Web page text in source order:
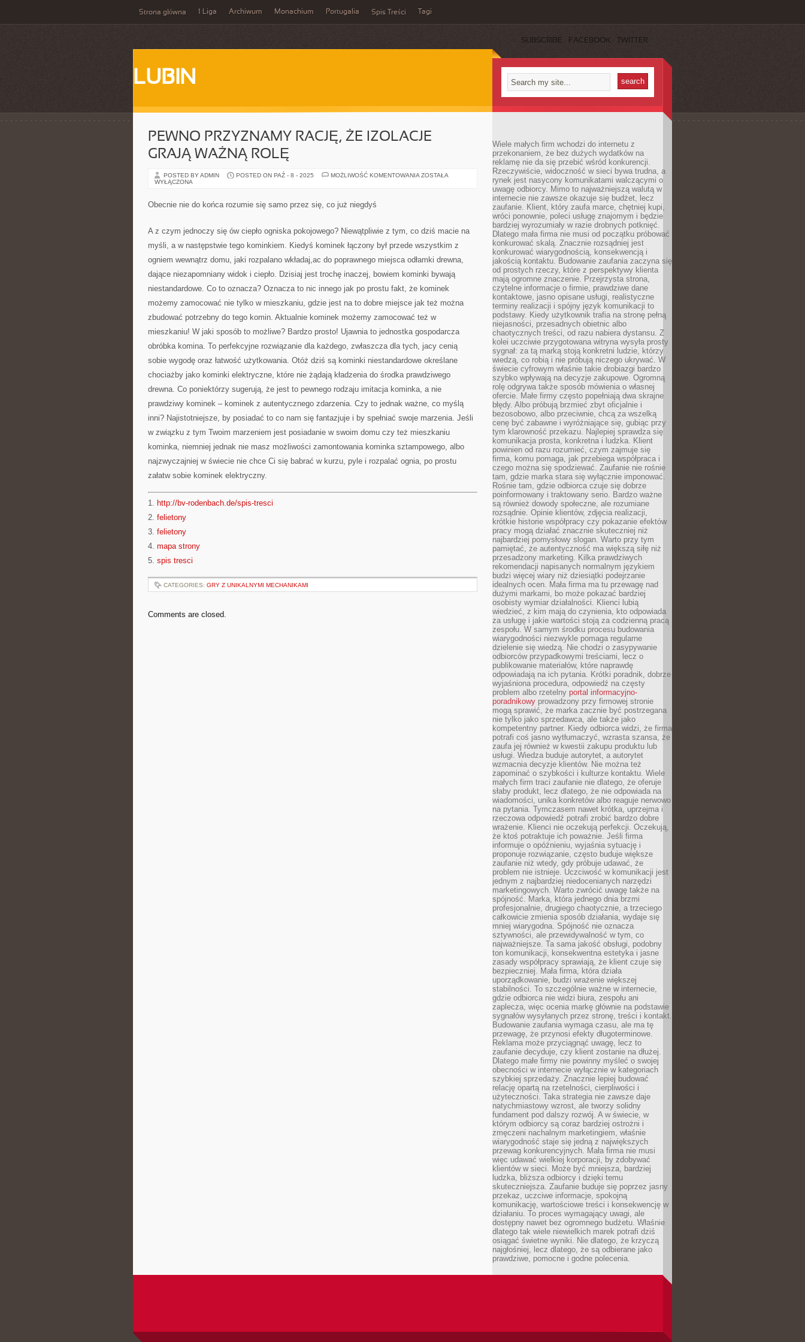
Strona główna 1 Liga Archiwum Monachium Portugalia Spis Treści Tagi
SUBSCRIBE FACEBOOK TWITTER
LUBIN
PEWNO PRZYZNAMY RACJĘ, ŻE IZOLACJE
GRAJĄ WAŻNĄ ROLĘ
POSTED BY ADMIN POSTED ON PAŹ - 8 - 2025 MOŻLIWOŚĆ KOMENTOWANIA PEWNO
ZOSTAŁA
WYŁĄCZONA
Obecnie nie do końca rozumie się samo przez się, co już niegdyś
A z czym jednoczy się ów ciepło ogniska pokojowego? Niewątpliwie z tym, co dziś macie na
myśli, a w następstwie tego kominkiem. Kiedyś kominek łączony był przede wszystkim z
ogniem wewnątrz domu, jaki rozpalano wkładaj,ac do poprawnego miejsca odłamki drewna,
dające niezapomniany widok i ciepło. Dzisiaj jest trochę inaczej, bowiem kominki bywają
niestandardowe. Co to oznacza? Oznacza to nic innego jak po prostu fakt, że kominek
możemy zamocować nie tylko w mieszkaniu, gdzie jest na to dobre miejsce jak też można
zbudować potrzebny do tego komin. Aktualnie kominek możemy zamocować też w
mieszkaniu! W jaki sposób to możliwe? Bardzo prosto! Ujawnia to jednostka gospodarcza
obróbka komina. To perfekcyjne rozwiązanie dla każdego, zwłaszcza dla tych, jacy cenią
sobie wygodę oraz łatwość użytkowania. Otóż dziś są kominki niestandardowe określane
chociażby jako kominki elektryczne, które nie żądają kładzenia do środka prawdziwego
drewna. Co poniektórzy sugerują, że jest to pewnego rodzaju imitacja kominka, a nie
prawdziwy kominek – kominek z autentycznego zdarzenia. Czy to jednak ważne, co myślą
inni? Najistotniejsze, by posiadać to co nam się fantazjuje i by spełniać swoje marzenia. Jeśli
w związku z tym Twoim marzeniem jest posiadanie w swoim domu czy też mieszkaniu
kominka, niemniej jednak nie masz możliwości zamontowania kominka sztampowego, albo
najzwyczajniej w świecie nie chce Ci się babrać w kurzu, pyle i rozpalać ognia, po prostu
załatw sobie kominek elektryczny.
1. http://bv-rodenbach.de/spis-tresci
2. felietony
3. felietony
4. mapa strony
5. spis tresci
CATEGORIES: GRY Z UNIKALNYMI MECHANIKAMI
Comments are closed.
Wiele małych firm wchodzi do internetu z
przekonaniem, że bez dużych wydatków na
reklamę nie da się przebić wśród konkurencji.
Rzeczywiście, widoczność w sieci bywa trudna, a
rynek jest nasycony komunikatami walczącymi o
uwagę odbiorcy. Mimo to najważniejszą walutą w
internecie nie zawsze okazuje się budżet, lecz
zaufanie. Klient, który zaufa marce, chętniej kupi,
wróci ponownie, poleci usługę znajomym i będzie
bardziej wyrozumiały w razie drobnych potknięć.
Dlatego mała firma nie musi od początku próbować
konkurować skalą. Znacznie rozsądniej jest
konkurować wiarygodnością, konsekwencją i
jakością kontaktu. Budowanie zaufania zaczyna się
od prostych rzeczy, które z perspektywy klienta
mają ogromne znaczenie. Przejrzysta strona,
czytelne informacje o firmie, prawdziwe dane
kontaktowe, jasno opisane usługi, realistyczne
terminy realizacji i spójny język komunikacji to
podstawy. Kiedy użytkownik trafia na stronę pełną
niejasności, przesadnych obietnic albo
chaotycznych treści, od razu nabiera dystansu. Z
kolei uczciwie przygotowana witryna wysyła prosty
sygnał: za tą marką stoją konkretni ludzie, którzy
wiedzą, co robią i nie próbują niczego ukrywać. W
świecie cyfrowym właśnie takie drobiazgi bardzo
szybko wpływają na decyzje zakupowe. Ogromną
rolę odgrywa także sposób mówienia o własnej
ofercie. Małe firmy często popełniają dwa skrajne
błędy. Albo próbują brzmieć zbyt oficjalnie i
bezosobowo, albo przeciwnie, chcą za wszelką
cenę być zabawne i wyróżniające się, gubiąc przy
tym klarowność przekazu. Najlepiej sprawdza się
komunikacja prosta, konkretna i ludzka. Klient
powinien od razu rozumieć, czym zajmuje się
firma, komu pomaga, jak przebiega współpraca i
czego można się spodziewać. Zaufanie nie rośnie
tam, gdzie marka stara się wyłącznie imponować.
Rośnie tam, gdzie odbiorca czuje się dobrze
poinformowany i traktowany serio. Bardzo ważne
są również dowody społeczne, ale rozumiane
rozsądnie. Opinie klientów, zdjęcia realizacji,
krótkie historie współpracy czy pokazanie efektów
pracy mogą działać znacznie skuteczniej niż
najbardziej pomysłowy slogan. Warto przy tym
pamiętać, że autentyczność ma większą siłę niż
przesadzony marketing. Kilka prawdziwych
rekomendacji napisanych normalnym językiem
budzi więcej wiary niż dziesiątki podejrzanie
idealnych ocen. Mała firma ma tu przewagę nad
dużymi markami, bo może pokazać bardziej
osobisty wymiar działalności. Klienci lubią
wiedzieć, z kim mają do czynienia, kto odpowiada
za usługę i jakie wartości stoją za codzienną pracą
zespołu. W samym środku procesu budowania
wiarygodności niezwykle pomaga regularne
dzielenie się wiedzą. Nie chodzi o zasypywanie
odbiorców przypadkowymi treściami, lecz o
publikowanie materiałów, które naprawdę
odpowiadają na ich pytania. Krótki poradnik, dobrze
wyjaśniona procedura, odpowiedź na częsty
problem albo rzetelny portal informacyjno-
poradnikowy prowadzony przy firmowej stronie
mogą sprawić, że marka zacznie być postrzegana
nie tylko jako sprzedawca, ale także jako
kompetentny partner. Kiedy odbiorca widzi, że firma
potrafi coś jasno wytłumaczyć, wzrasta szansa, że
zaufa jej również w kwestii zakupu produktu lub
usługi. Wiedza buduje autorytet, a autorytet
wzmacnia decyzje klientów. Nie można też
zapominać o szybkości i kulturze kontaktu. Wiele
małych firm traci zaufanie nie dlatego, że oferuje
słaby produkt, lecz dlatego, że nie odpowiada na
wiadomości, unika konkretów albo reaguje nerwowo
na pytania. Tymczasem nawet krótka, uprzejma i
rzeczowa odpowiedź potrafi zrobić bardzo dobre
wrażenie. Klienci nie oczekują perfekcji. Oczekują,
że ktoś potraktuje ich poważnie. Jeśli firma
informuje o opóźnieniu, wyjaśnia sytuację i
proponuje rozwiązanie, często buduje większe
zaufanie niż wtedy, gdy próbuje udawać, że
problem nie istnieje. Uczciwość w komunikacji jest
jednym z najbardziej niedocenianych narzędzi
marketingowych. Warto zwrócić uwagę także na
spójność. Marka, która jednego dnia brzmi
profesjonalnie, drugiego chaotycznie, a trzeciego
całkowicie zmienia sposób działania, wydaje się
mniej wiarygodna. Spójność nie oznacza
sztywności, ale przewidywalność w tym, co
najważniejsze. Ta sama jakość obsługi, podobny
ton komunikacji, konsekwentna estetyka i jasne
zasady współpracy sprawiają, że klient czuje się
bezpieczniej. Mała firma, która działa
uporządkowanie, budzi wrażenie większej
stabilności. To szczególnie ważne w internecie,
gdzie odbiorca nie widzi biura, zespołu ani
zaplecza, więc ocenia markę głównie na podstawie
sygnałów wysyłanych przez stronę, treści i kontakt.
Budowanie zaufania wymaga czasu, ale ma tę
przewagę, że przynosi efekty długoterminowe.
Reklama może przyciągnąć uwagę, lecz to
zaufanie decyduje, czy klient zostanie na dłużej.
Dlatego małe firmy nie powinny myśleć o swojej
obecności w internecie wyłącznie w kategoriach
szybkiej sprzedaży. Znacznie lepiej budować
relację opartą na rzetelności, cierpliwości i
użyteczności. Taka strategia nie zawsze daje
natychmiastowy wzrost, ale tworzy solidny
fundament pod dalszy rozwój. A w świecie, w
którym odbiorcy są coraz bardziej ostrożni i
zmęczeni nachalnym marketingiem, właśnie
wiarygodność staje się jedną z największych
przewag konkurencyjnych. Mała firma nie musi
więc udawać wielkiej korporacji, by zdobywać
klientów w sieci. Może być mniejsza, bardziej
ludzka, bliższa odbiorcy i dzięki temu
skuteczniejsza. Zaufanie buduje się poprzez jasny
przekaz, uczciwe informacje, spokojną
komunikację, wartościowe treści i konsekwencję w
działaniu. To proces wymagający uwagi, ale
dostępny nawet bez ogromnego budżetu. Właśnie
dlatego tak wiele niewielkich marek potrafi dziś
osiągać świetne wyniki. Nie dlatego, że krzyczą
najgłośniej, lecz dlatego, że są odbierane jako
prawdziwe, pomocne i godne polecenia.